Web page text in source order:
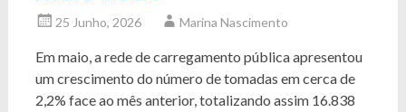
25 Junho, 2026 Marina Nascimento
Em maio, a rede de carregamento pública apresentou
um crescimento do número de tomadas em cerca de
2,2% face ao mês anterior, totalizando assim 16.838